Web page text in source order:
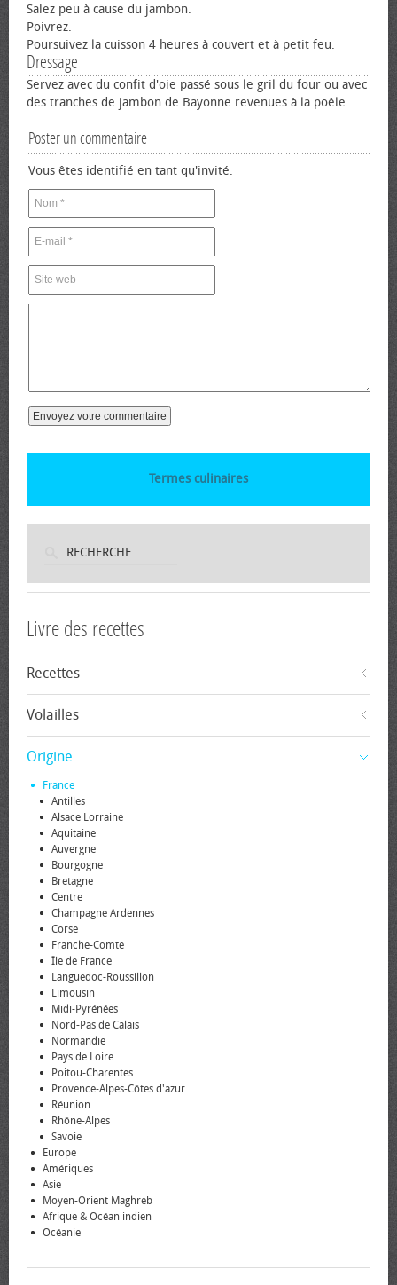
Salez peu à cause du jambon.
Poivrez.
Poursuivez la cuisson 4 heures à couvert et à petit feu.
Dressage
Servez avec du confit d'oie passé sous le gril du four ou avec
des tranches de jambon de Bayonne revenues à la poêle.
Poster un commentaire
Vous êtes identifié en tant qu'invité.
Termes culinaires
Livre des recettes
Recettes
Volailles
Origine
France
Antilles
Alsace Lorraine
Aquitaine
Auvergne
Bourgogne
Bretagne
Centre
Champagne Ardennes
Corse
Franche-Comté
Île de France
Languedoc-Roussillon
Limousin
Midi-Pyrénées
Nord-Pas de Calais
Normandie
Pays de Loire
Poitou-Charentes
Provence-Alpes-Côtes d'azur
Réunion
Rhône-Alpes
Savoie
Europe
Amériques
Asie
Moyen-Orient Maghreb
Afrique & Océan indien
Océanie